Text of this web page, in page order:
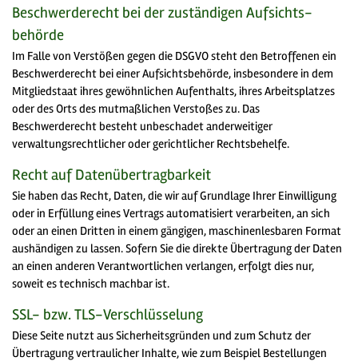
Beschwerde­recht bei der zuständigen Aufsichts­
behörde
Im Falle von Verstößen gegen die DSGVO steht den Betroffenen ein
Beschwerderecht bei einer Aufsichtsbehörde, insbesondere in dem
Mitgliedstaat ihres gewöhnlichen Aufenthalts, ihres Arbeitsplatzes
oder des Orts des mutmaßlichen Verstoßes zu. Das
Beschwerderecht besteht unbeschadet anderweitiger
verwaltungsrechtlicher oder gerichtlicher Rechtsbehelfe.
Recht auf Daten­übertrag­barkeit
Sie haben das Recht, Daten, die wir auf Grundlage Ihrer Einwilligung
oder in Erfüllung eines Vertrags automatisiert verarbeiten, an sich
oder an einen Dritten in einem gängigen, maschinenlesbaren Format
aushändigen zu lassen. Sofern Sie die direkte Übertragung der Daten
an einen anderen Verantwortlichen verlangen, erfolgt dies nur,
soweit es technisch machbar ist.
SSL- bzw. TLS-Verschlüsselung
Diese Seite nutzt aus Sicherheitsgründen und zum Schutz der
Übertragung vertraulicher Inhalte, wie zum Beispiel Bestellungen